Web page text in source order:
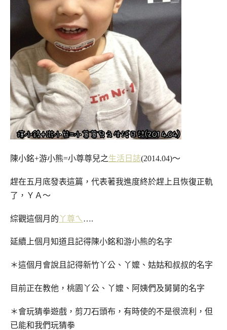
陳小銘+游小熊=小尊尊兒之生活日誌(2014.04)～
趕在五月底發表這篇，代表著我進度終於趕上且恢復正軌
了，ＹＡ～
綜觀這個月的 丫尊ㄟ….
延續上個月知道且記得陳小銘和游小熊的名字
＊這個月會說且記得新竹丫公、丫嬤、姑姑和叔叔的名字
目前正在教他，桃園丫公、丫嬤、阿姨們及舅舅的名字
＊會玩猜拳遊戲，剪刀石頭布，有時使的不是很流利，但
已能和我們玩猜拳